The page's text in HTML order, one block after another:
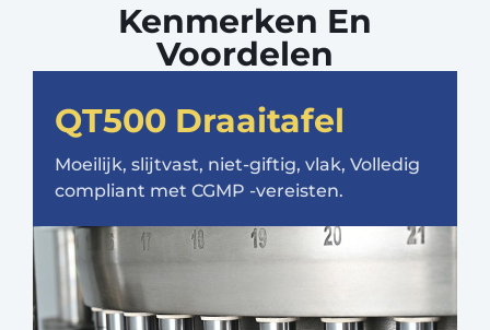
Kenmerken En
Voordelen
QT500 Draaitafel
Moeilijk, slijtvast, niet-giftig, vlak, Volledig
compliant met CGMP -vereisten.